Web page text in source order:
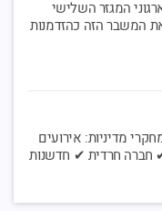
של עיר ממשל
שוכנים
עם ...
ח' - ממידע
נפגש עם צוערי
20
המגזר השלישי
המשבר הזה כהזדמנות
מדיניות: אירועים
חברה חרדית ✔ חדשנות